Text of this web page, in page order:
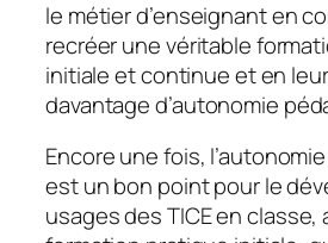
le métier d’enseignant en
recréer une véritable
initiale et continue et en
davantage d’autonomie
Encore une fois,
est un bon point pour le
usages des TICE en classe,